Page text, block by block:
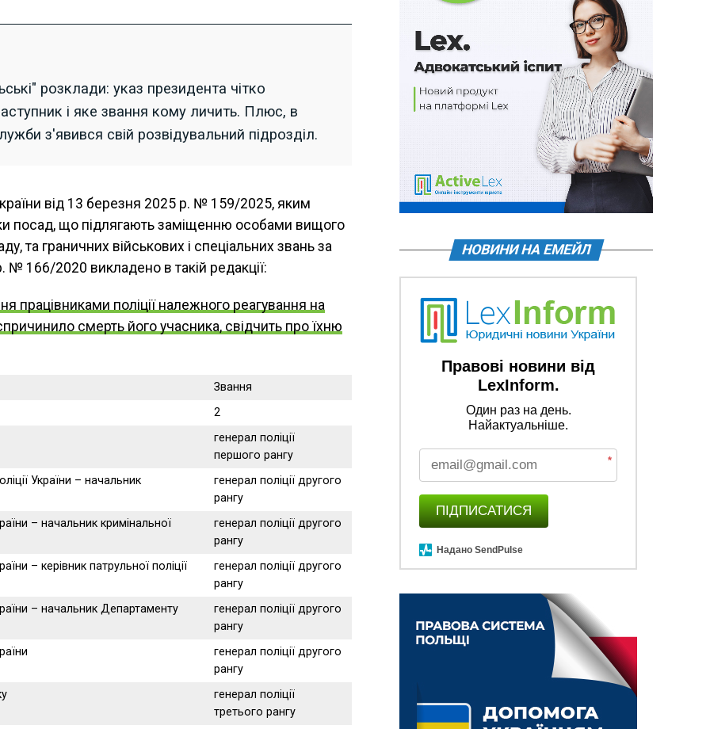
розклади: указ президента чітко
і яке звання кому личить. Плюс, в
з'явився свій розвідувальний підрозділ.
від 13 березня 2025 р. № 159/2025, яким
посад, що підлягають заміщенню особами вищого
та граничних військових і спеціальних звань за
166/2020 викладено в такій редакції:
працівниками поліції належного реагування на
смерть його учасника, свідчить про їхню
Звання
2
генерал поліції
першого рангу
України – начальник
генерал поліції другого
рангу
– начальник кримінальної
генерал поліції другого
рангу
– керівник патрульної поліції
генерал поліції другого
рангу
– начальник Департаменту
генерал поліції другого
рангу
генерал поліції другого
рангу
генерал поліції
третього рангу
НОВИНИ НА ЕМЕЙЛ
Правові новини від
LexInform.
Один раз на день.
Найактуальніше.
*
ПІДПИСАТИСЯ
Надано SendPulse